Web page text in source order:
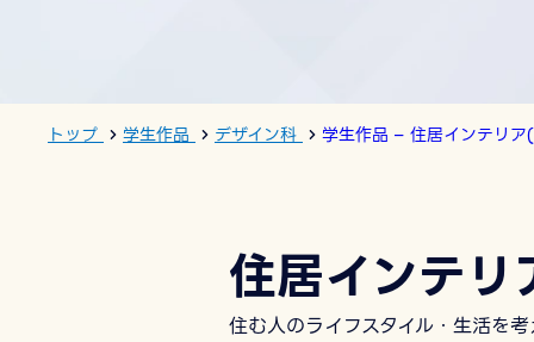
トップ 学生作品 デザイン科 学生作品 – 住居インテリ
住居インテ
住む人のライフスタイル・生活を